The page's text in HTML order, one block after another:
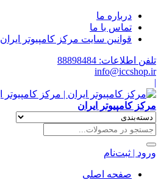
درباره ما
تماس با ما
قوانین سایت مرکز کامپیوتر ایران
تلفن اطلاعات: 88898484
info@iccshop.ir
|
مرکز کامپیوتر ایران
ورود | ثبت‌نام
صفحه اصلی